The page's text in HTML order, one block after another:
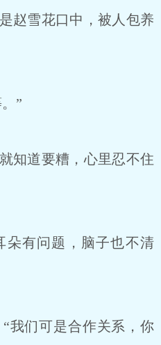
赵雪花口中，被人包养
”
知道要糟，心里忍不住
有问题，脑子也不清
我们可是合作关系，你